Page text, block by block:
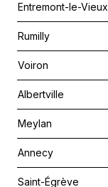
Entremont-le-Vieux
Rumilly
Voiron
Albertville
Meylan
Annecy
Saint-Égrève